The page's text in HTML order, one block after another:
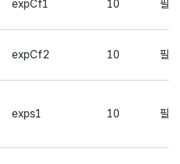
expCf1 10 필
expCf2 10 필
exps1 10 필